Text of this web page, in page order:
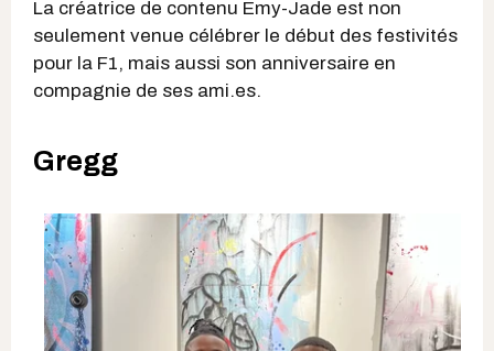
La créatrice de contenu Emy-Jade est non
seulement venue célébrer le début des festivités
pour la F1, mais aussi son anniversaire en
compagnie de ses ami.es.
Gregg